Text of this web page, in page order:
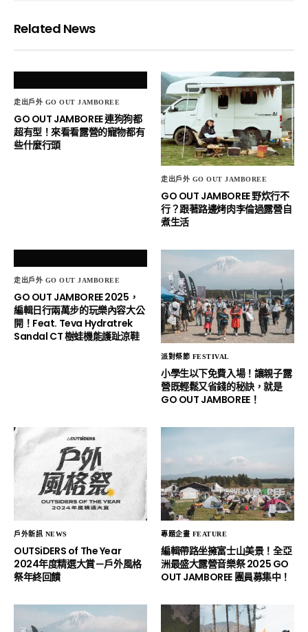
Related News
走出戶外 GO OUT JAMBOREE
GO OUT JAMBOREE 連狗狗都
超有型！來看看露營的寵物都有
些什麼行頭
走出戶外 GO OUT JAMBOREE
GO OUT JAMBOREE 野炊行不
行？跟著路邊烤肉李倫過露營自
煮生活
走出戶外 GO OUT JAMBOREE
GO OUT JAMBOREE 2025，
編輯日行兩萬步的玩樂內容大公
開！Feat. Teva Hydratrek
Sandal CT 樹蛙機能護趾涼鞋
派對祭節 FESTIVAL
小學生以下免費入場！讓親子露
營既輕鬆又省錢的秘訣，就是
GO OUT JAMBOREE！
戶外新訊 NEWS
OUTSiDERS of The Year
2024年度精選大賞－戶外風格
祭年終回饋
專題企畫 FEATURE
編輯帶路坐擁富士山美景！全亞
洲最盛大露營音樂祭 2025 GO
OUT JAMBOREE 團員募集中！